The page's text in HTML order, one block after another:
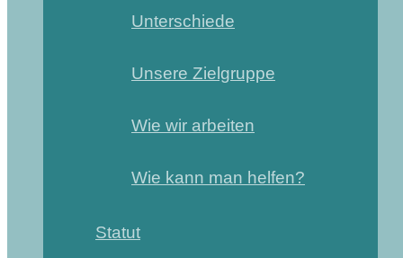
Unterschiede
Unsere Zielgruppe
Wie wir arbeiten
Wie kann man helfen?
Statut